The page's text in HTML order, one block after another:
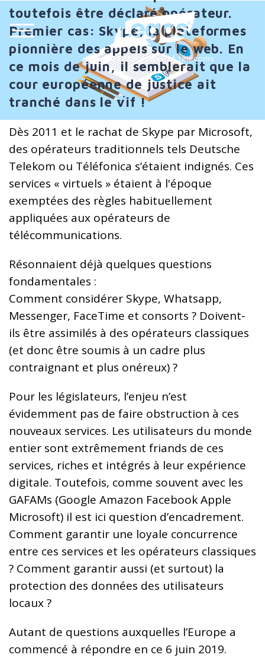
toutefois être déclaré opérateur.
Premier cas: Skype, la plateformes
pionnière des appels sur le web. En
ce mois de juin, il semblerait que la
cour européenne de justice ait
tranché dans le vif !
Dès 2011 et le rachat de Skype par Microsoft,
des opérateurs traditionnels tels Deutsche
Telekom ou Téléfonica s’étaient indignés. Ces
services « virtuels » étaient à l'époque
exemptées des règles habituellement
appliquées aux opérateurs de
télécommunications.
Résonnaient déjà quelques questions
fondamentales :
Comment considérer Skype, Whatsapp,
Messenger, FaceTime et consorts ? Doivent-
ils être assimilés à des opérateurs classiques
(et donc être soumis à un cadre plus
contraignant et plus onéreux) ?
Pour les législateurs, l’enjeu n’est
évidemment pas de faire obstruction à ces
nouveaux services. Les utilisateurs du monde
entier sont extrêmement friands de ces
services, riches et intégrés à leur expérience
digitale. Toutefois, comme souvent avec les
GAFAMs (Google Amazon Facebook Apple
Microsoft) il est ici question d’encadrement.
Comment garantir une loyale concurrence
entre ces services et les opérateurs classiques
? Comment garantir aussi (et surtout) la
protection des données des utilisateurs
locaux ?
Autant de questions auxquelles l’Europe a
commencé à répondre en ce 6 juin 2019.